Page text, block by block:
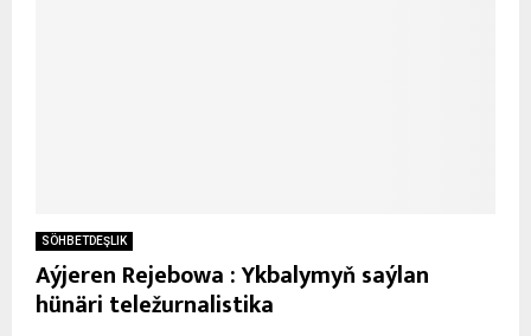
SÖHBETDEŞLIK
Aýjeren Rejebowa : Ykbalymyň saýlan
hünäri teležurnalistika